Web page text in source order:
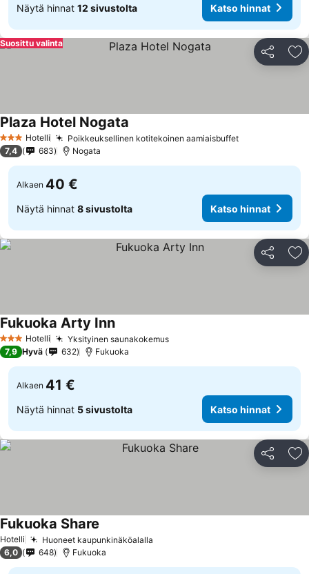
Näytä hinnat 12 sivustolta Katso hinnat
Jaa
Suosittu valinta
3 Tähtiluokitus
Hotelli Poikkeuksellinen kotitekoinen aamiaisbuffet
Plaza Hotel Nogata
7,4 683 Nogata
Alkaen 40 €
Näytä hinnat 8 sivustolta Katso hinnat
Jaa
3 Tähtiluokitus
Hotelli Yksityinen saunakokemus
Fukuoka Arty Inn
7,9 Hyvä 632 Fukuoka
Alkaen 41 €
Näytä hinnat 5 sivustolta Katso hinnat
Jaa
Hotelli Huoneet kaupunkinäköalalla
Fukuoka Share
6,0 648 Fukuoka